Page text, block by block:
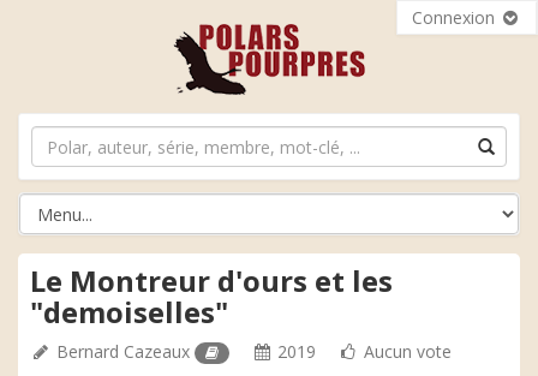
Connexion
Le Montreur d'ours et les
"demoiselles"
Bernard Cazeaux 2019 Aucun vote